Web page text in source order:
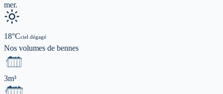
mer.
18°Cciel dégagé
Nos volumes de bennes
3m³